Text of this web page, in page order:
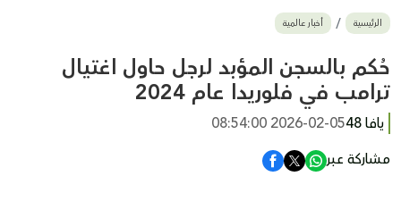
بيع وشراء
أخبار القدس
وفيات
المزيد
ارسل خبر
الرئيسية أخبار عالمية
حُكم بالسجن المؤبد لرجل حاول اغتيال
ترامب في فلوريدا عام 2024
يافا 48
2026-02-05 08:54:00
مشاركة عبر